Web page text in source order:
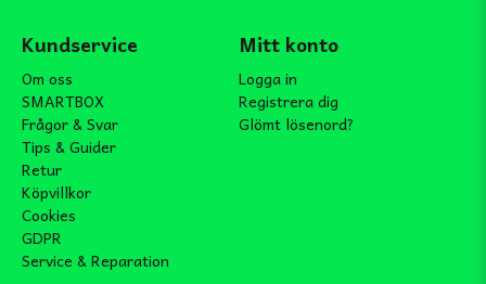
Kundservice
Om oss
SMARTBOX
Frågor & Svar
Tips & Guider
Retur
Köpvillkor
Cookies
GDPR
Service & Reparation
Mitt konto
Logga in
Registrera dig
Glömt lösenord?